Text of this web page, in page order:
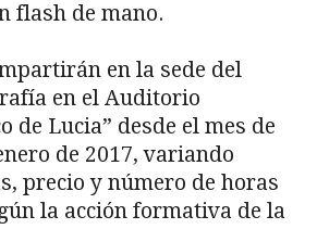
flash de mano.
en la sede del
en el Auditorio
de Lucia” desde el mes de
de 2017, variando
precio y número de horas
la acción formativa de la